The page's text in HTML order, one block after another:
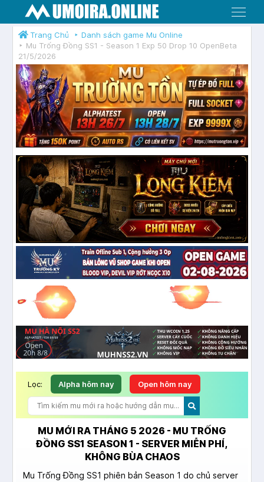
Menu
Trang Chủ
Danh sách game Mu Online
Mu Trống Đồng SS1 - Season 1 Exp 50 Drop 10 OpenBeta
21/5/2026
Lọc: Alpha hôm nay Open hôm nay
MU MỚI RA THÁNG 5 2026 - MU TRỐNG
ĐỒNG SS1 SEASON 1 - SERVER MIỄN PHÍ,
KHÔNG BÙA CHAOS
Mu Trống Đồng SS1 phiên bản Season 1 do chủ server